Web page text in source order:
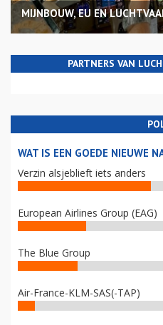
MIJNBOUW, EU EN
PARTNERS VAN
WAT IS EEN GOEDE NIEUWE
Verzin alsjeblieft iets anders
European Airlines Group (EAG)
The Blue Group
Air-France-KLM-SAS(-TAP)